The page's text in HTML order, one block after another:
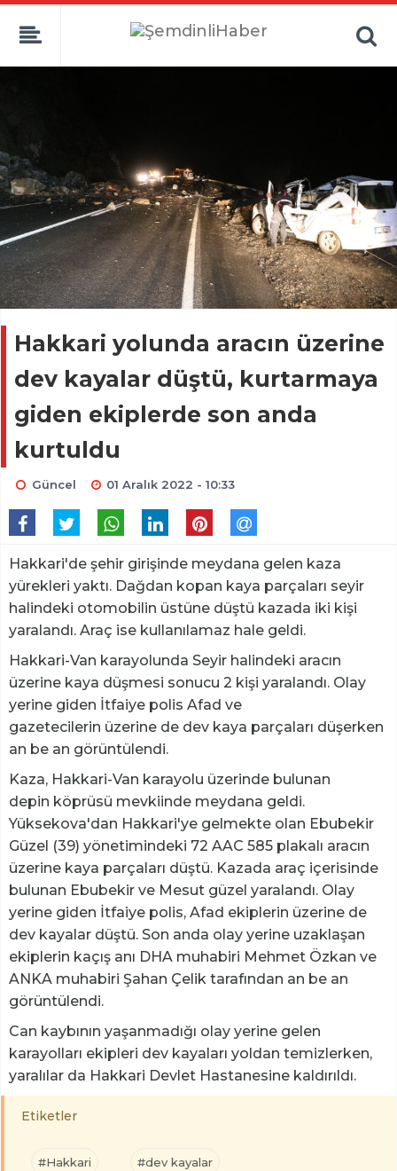
Hakkari yolunda aracın üzerine
dev kayalar düştü, kurtarmaya
giden ekiplerde son anda
kurtuldu
Güncel 01 Aralık 2022 - 10:33
Hakkari'de şehir girişinde meydana gelen kaza
yürekleri yaktı. Dağdan kopan kaya parçaları seyir
halindeki otomobilin üstüne düştü kazada iki kişi
yaralandı. Araç ise kullanılamaz hale geldi.
Hakkari-Van karayolunda Seyir halindeki aracın
üzerine kaya düşmesi sonucu 2 kişi yaralandı. Olay
yerine giden İtfaiye polis Afad ve
gazetecilerin üzerine de dev kaya parçaları düşerken
an be an görüntülendi.
Kaza, Hakkari-Van karayolu üzerinde bulunan
depin köprüsü mevkiinde meydana geldi.
Yüksekova'dan Hakkari'ye gelmekte olan Ebubekir
Güzel (39) yönetimindeki 72 AAC 585 plakalı aracın
üzerine kaya parçaları düştü. Kazada araç içerisinde
bulunan Ebubekir ve Mesut güzel yaralandı. Olay
yerine giden İtfaiye polis, Afad ekiplerin üzerine de
dev kayalar düştü. Son anda olay yerine uzaklaşan
ekiplerin kaçış anı DHA muhabiri Mehmet Özkan ve
ANKA muhabiri Şahan Çelik tarafından an be an
görüntülendi.
Can kaybının yaşanmadığı olay yerine gelen
karayolları ekipleri dev kayaları yoldan temizlerken,
yaralılar da Hakkari Devlet Hastanesine kaldırıldı.
Etiketler
#Hakkari #dev kayalar